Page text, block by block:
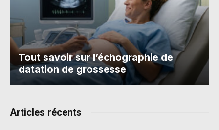
Tout savoir sur l’échographie de
datation de grossesse
Articles récents